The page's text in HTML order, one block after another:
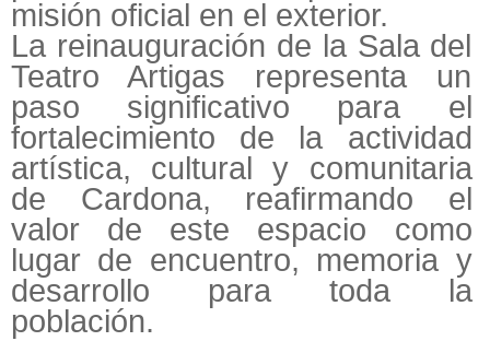
misión oficial en el exterior.
La reinauguración de la Sala del
Teatro Artigas representa un
paso significativo para el
fortalecimiento de la actividad
artística, cultural y comunitaria
de Cardona, reafirmando el
valor de este espacio como
lugar de encuentro, memoria y
desarrollo para toda la
población.